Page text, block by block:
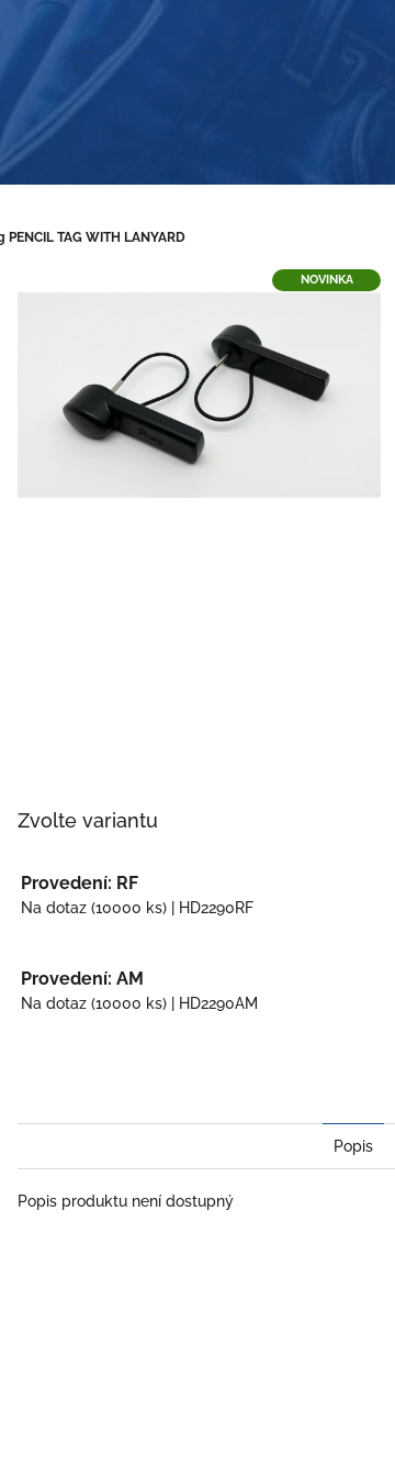
PENCIL TAG WITH LANYARD
NOVINKA
Zvolte variantu
Provedení: RF
Na dotaz (10000 ks) | HD2290RF
Provedení: AM
Na dotaz (10000 ks) | HD2290AM
Popis
Popis produktu není dostupný